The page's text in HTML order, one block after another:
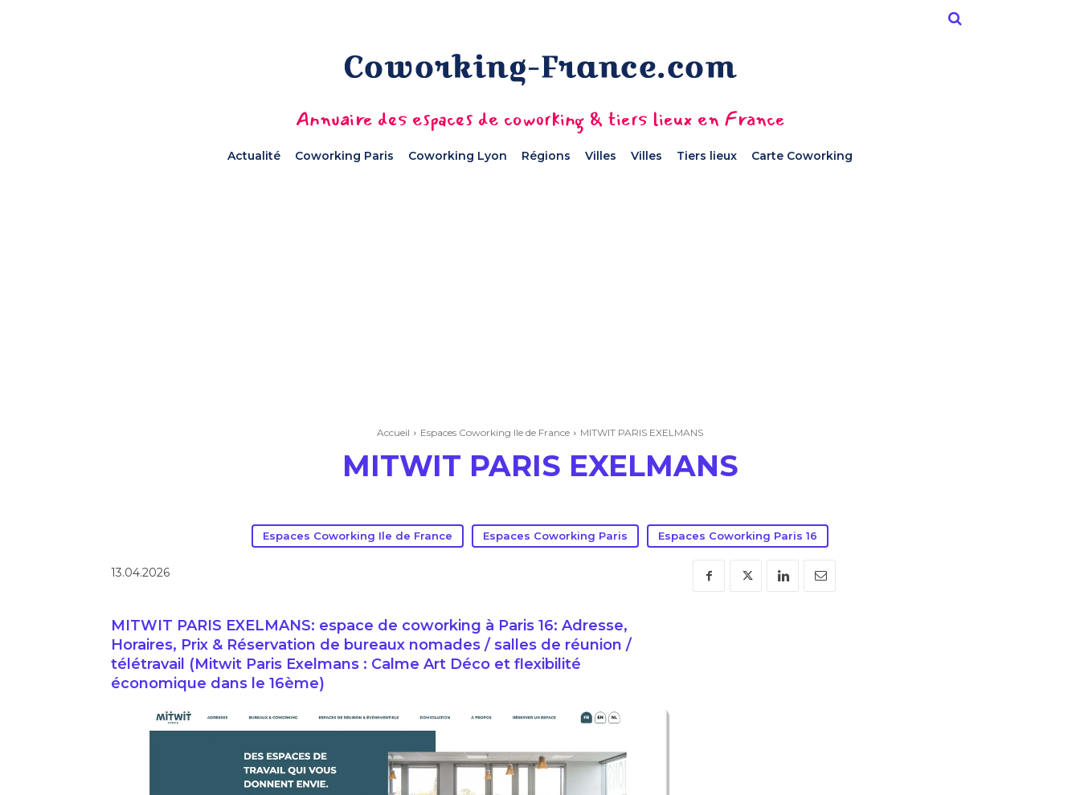
Annuaire des espaces de coworking & tiers lieux en France
Actualité Coworking Paris Coworking Lyon Régions Villes Villes Tiers lieux Carte Coworking
Accueil Espaces Coworking Ile de France MITWIT PARIS EXELMANS
MITWIT PARIS EXELMANS
Espaces Coworking Ile de France Espaces Coworking Paris Espaces Coworking Paris 16
13.04.2026
MITWIT PARIS EXELMANS: espace de coworking à Paris 16: Adresse,
Horaires, Prix & Réservation de bureaux nomades / salles de réunion /
télétravail (Mitwit Paris Exelmans : Calme Art Déco et flexibilité
économique dans le 16ème)